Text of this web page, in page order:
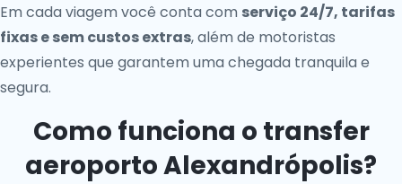
Em cada viagem você conta com serviço 24/7, tarifas
fixas e sem custos extras, além de motoristas
experientes que garantem uma chegada tranquila e
segura.
Como funciona o transfer
aeroporto Alexandrópolis?